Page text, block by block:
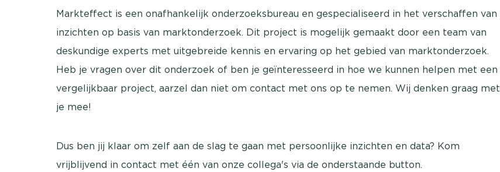
Markteffect is een onafhankelijk onderzoeksbureau en gespecialiseerd in het verschaffen van
inzichten op basis van marktonderzoek. Dit project is mogelijk gemaakt door een team van
deskundige experts met uitgebreide kennis en ervaring op het gebied van marktonderzoek.
Heb je vragen over dit onderzoek of ben je geïnteresseerd in hoe we kunnen helpen met een
vergelijkbaar project, aarzel dan niet om contact met ons op te nemen. Wij denken graag met
je mee!
Dus ben jij klaar om zelf aan de slag te gaan met persoonlijke inzichten en data? Kom
vrijblijvend in contact met één van onze collega's via de onderstaande button.